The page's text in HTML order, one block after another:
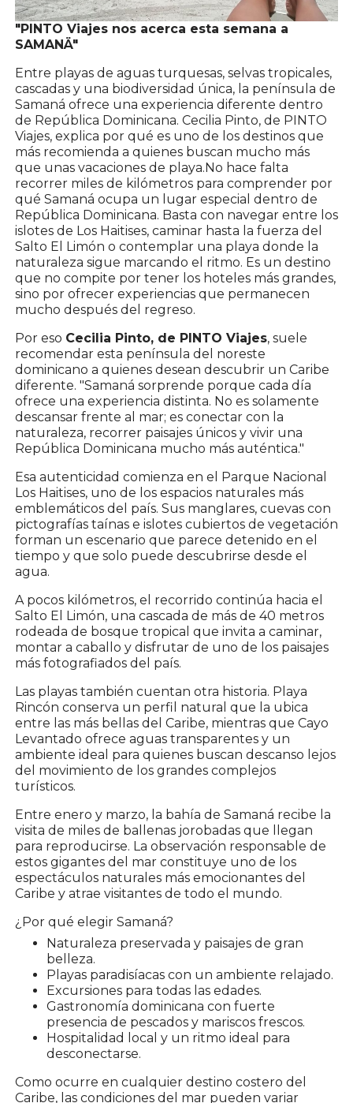
"PINTO Viajes nos acerca esta semana a
SAMANÄ"
Entre playas de aguas turquesas, selvas tropicales,
cascadas y una biodiversidad única, la península de
Samaná ofrece una experiencia diferente dentro
de República Dominicana. Cecilia Pinto, de PINTO
Viajes, explica por qué es uno de los destinos que
más recomienda a quienes buscan mucho más
que unas vacaciones de playa.No hace falta
recorrer miles de kilómetros para comprender por
qué Samaná ocupa un lugar especial dentro de
República Dominicana. Basta con navegar entre los
islotes de Los Haitises, caminar hasta la fuerza del
Salto El Limón o contemplar una playa donde la
naturaleza sigue marcando el ritmo. Es un destino
que no compite por tener los hoteles más grandes,
sino por ofrecer experiencias que permanecen
mucho después del regreso.
Por eso Cecilia Pinto, de PINTO Viajes, suele
recomendar esta península del noreste
dominicano a quienes desean descubrir un Caribe
diferente. "Samaná sorprende porque cada día
ofrece una experiencia distinta. No es solamente
descansar frente al mar; es conectar con la
naturaleza, recorrer paisajes únicos y vivir una
República Dominicana mucho más auténtica."
Esa autenticidad comienza en el Parque Nacional
Los Haitises, uno de los espacios naturales más
emblemáticos del país. Sus manglares, cuevas con
pictografías taínas e islotes cubiertos de vegetación
forman un escenario que parece detenido en el
tiempo y que solo puede descubrirse desde el
agua.
A pocos kilómetros, el recorrido continúa hacia el
Salto El Limón, una cascada de más de 40 metros
rodeada de bosque tropical que invita a caminar,
montar a caballo y disfrutar de uno de los paisajes
más fotografiados del país.
Las playas también cuentan otra historia. Playa
Rincón conserva un perfil natural que la ubica
entre las más bellas del Caribe, mientras que Cayo
Levantado ofrece aguas transparentes y un
ambiente ideal para quienes buscan descanso lejos
del movimiento de los grandes complejos
turísticos.
Entre enero y marzo, la bahía de Samaná recibe la
visita de miles de ballenas jorobadas que llegan
para reproducirse. La observación responsable de
estos gigantes del mar constituye uno de los
espectáculos naturales más emocionantes del
Caribe y atrae visitantes de todo el mundo.
¿Por qué elegir Samaná?
Naturaleza preservada y paisajes de gran
belleza.
Playas paradisíacas con un ambiente relajado.
Excursiones para todas las edades.
Gastronomía dominicana con fuerte
presencia de pescados y mariscos frescos.
Hospitalidad local y un ritmo ideal para
desconectarse.
Como ocurre en cualquier destino costero del
Caribe, las condiciones del mar pueden variar